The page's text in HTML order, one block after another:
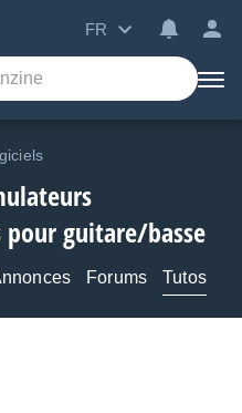
FR
guitare/basse
Forums Tutos